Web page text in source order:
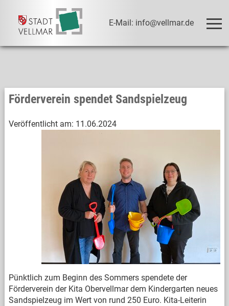
E-Mail: info@vellmar.de
Förderverein spendet Sandspielzeug
Veröffentlicht am: 11.06.2024
Pünktlich zum Beginn des Sommers spendete der
Förderverein der Kita Obervellmar dem Kindergarten neues
Sandspielzeug im Wert von rund 250 Euro. Kita-Leiterin